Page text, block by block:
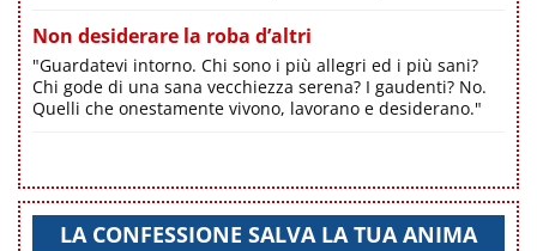
Non desiderare la roba d’altri
"Guardatevi intorno. Chi sono i più allegri ed i più sani?
Chi gode di una sana vecchiezza serena? I gaudenti? No.
Quelli che onestamente vivono, lavorano e desiderano."
LA CONFESSIONE SALVA LA TUA ANIMA